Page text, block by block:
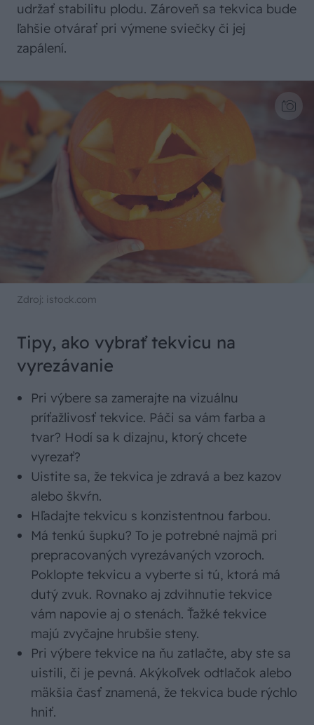
udržať stabilitu plodu. Zároveň sa tekvica bude
ľahšie otvárať pri výmene sviečky či jej
zapálení.
Zdroj: istock.com
Tipy, ako vybrať tekvicu na
vyrezávanie
Pri výbere sa zamerajte na vizuálnu
príťažlivosť tekvice. Páči sa vám farba a
tvar? Hodí sa k dizajnu, ktorý chcete
vyrezať?
Uistite sa, že tekvica je zdravá a bez kazov
alebo škvŕn.
Hľadajte tekvicu s konzistentnou farbou.
Má tenkú šupku? To je potrebné najmä pri
prepracovaných vyrezávaných vzoroch.
Poklopte tekvicu a vyberte si tú, ktorá má
dutý zvuk. Rovnako aj zdvihnutie tekvice
vám napovie aj o stenách. Ťažké tekvice
majú zvyčajne hrubšie steny.
Pri výbere tekvice na ňu zatlačte, aby ste sa
uistili, či je pevná. Akýkoľvek odtlačok alebo
mäkšia časť znamená, že tekvica bude rýchlo
hniť.